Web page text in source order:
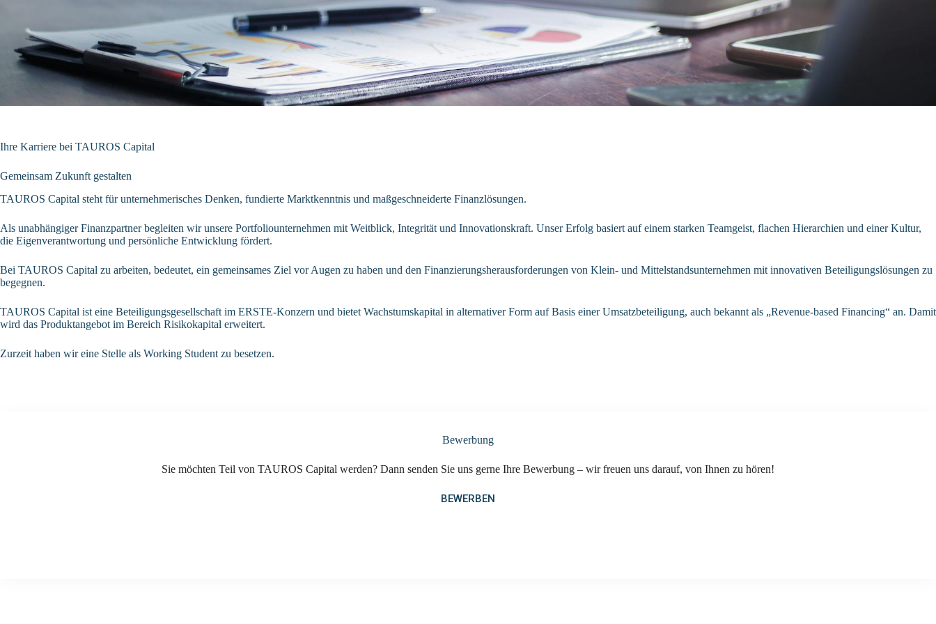
Ihre Karriere bei TAUROS Capital
Gemeinsam Zukunft gestalten
TAUROS Capital steht für unternehmerisches Denken, fundierte Marktkenntnis und maßgeschneiderte Finanzlösungen.
Als unabhängiger Finanzpartner begleiten wir unsere Portfoliounternehmen mit Weitblick, Integrität und Innovationskraft. Unser Erfolg basiert auf einem starken Teamgeist, flachen Hierarchien und einer Kultur,
die Eigenverantwortung und persönliche Entwicklung fördert.
Bei TAUROS Capital zu arbeiten, bedeutet, ein gemeinsames Ziel vor Augen zu haben und den Finanzierungsherausforderungen von Klein- und Mittelstandsunternehmen mit innovativen Beteiligungslösungen zu
begegnen.
TAUROS Capital ist eine Beteiligungsgesellschaft im ERSTE-Konzern und bietet Wachstumskapital in alternativer Form auf Basis einer Umsatzbeteiligung, auch bekannt als „Revenue-based Financing“ an. Damit
wird das Produktangebot im Bereich Risikokapital erweitert.
Zurzeit haben wir eine Stelle als Working Student zu besetzen.
Bewerbung
Sie möchten Teil von TAUROS Capital werden? Dann senden Sie uns gerne Ihre Bewerbung – wir freuen uns darauf, von Ihnen zu hören!
BEWERBEN